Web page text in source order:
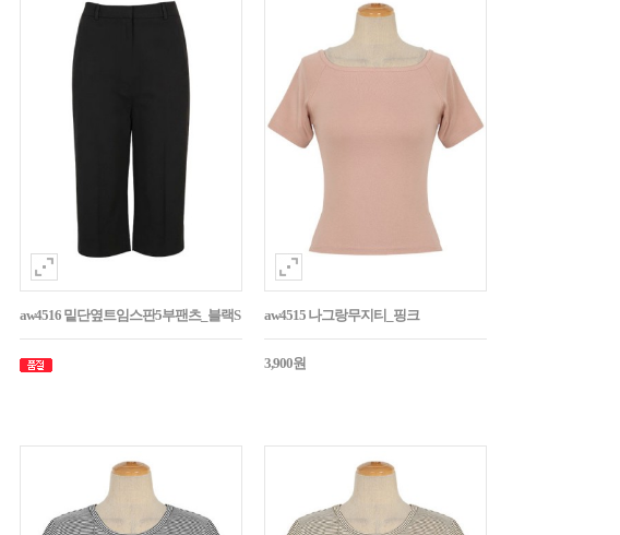
aw4516 밑단옆트임스판5부팬츠_블랙S aw4515 나그랑무지티_핑크
3,900원